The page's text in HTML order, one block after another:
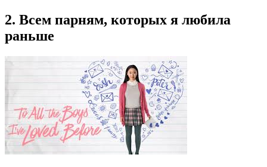
2. Всем парням, которых я любила
раньше